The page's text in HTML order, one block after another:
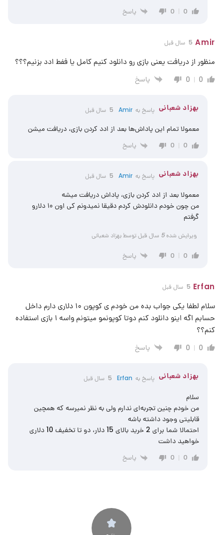
0
0 پاسخ
Amir 5 سال قبل
منظور از دریافت یعنی بازی رو دانلود کنیم کامل یا ففط ادد بزنیم؟؟؟
0
0 پاسخ
بهزاد شعبانی پاسخ بهAmir 5 سال قبل
معمولا تمام این پاداش‌ها بعد از ادد کردن بازی، دریافت میشن
0
0 پاسخ
بهزاد شعبانی پاسخ بهAmir 5 سال قبل
معمولا بعد از ادد کردن بازی، پاداش دریافت میشه
من چون خودم دانلودش کردم دقیقا نمیدونم کی اون ۱۰ دلارو
گرفتم
ویرایش شده 5 سال قبل توسط بهزاد شعبانی
0
0 پاسخ
Erfan 5 سال قبل
سلام لطفا یکی جواب بده من خودم ی کوپون ۱۰ دلاری دارم داخل
حسابم اگه اینو دانلود کنم دوتا کوپونمو میتونم واسه ۱ بازی استفاده
کنم؟؟
0
0 پاسخ
بهزاد شعبانی پاسخ به Erfan 5 سال قبل
سلام
من خودم چنین تجربه‌ای ندارم ولی به نظر نمیرسه که همچین
قابلیتی وجود داشته باشه
احتمالا شما برای 2 خرید بالای 15 دلار، دو تا تخفیف 10 دلاری
خواهید داشت
0
0 پاسخ